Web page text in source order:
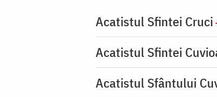
Acatistul Sfintei Cruci
Acatistul Sfintei
Acatistul Sfântului